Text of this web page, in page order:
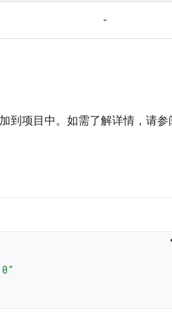
-
到项目中。如需了解详情，请参